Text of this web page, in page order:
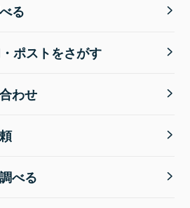
る
ポストをさがす
わせ
べる